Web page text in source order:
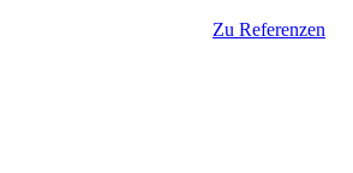
Zu Referenzen